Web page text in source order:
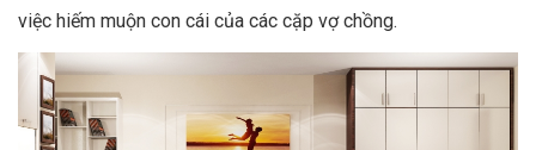
việc hiếm muộn con cái của các cặp vợ chồng.